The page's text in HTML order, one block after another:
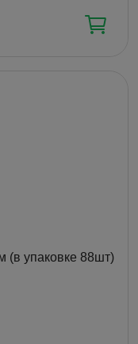
(в упаковке 88шт)